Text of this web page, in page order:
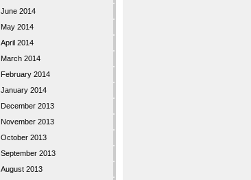
June 2014
May 2014
April 2014
March 2014
February 2014
January 2014
December 2013
November 2013
October 2013
September 2013
August 2013